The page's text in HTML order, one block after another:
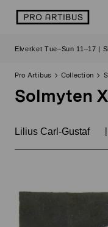
logo
Elverket Tue–Sun 11–17 |
Pro Artibus Collection
Solmyten
Lilius Carl-Gustaf |